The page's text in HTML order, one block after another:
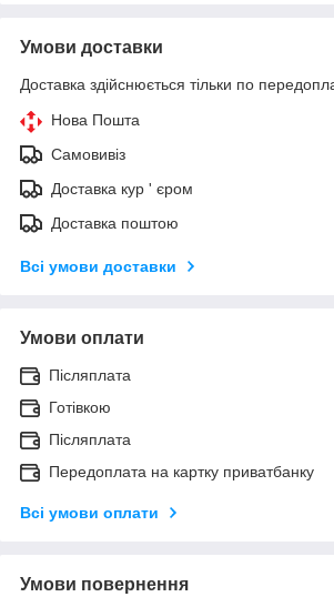
Умови доставки
Доставка здійснюється тільки по
Нова Пошта
Самовивіз
Доставка кур ' єром
Доставка поштою
Всі умови доставки
Умови оплати
Післяплата
Готівкою
Післяплата
Передоплата на картку приватбанку
Всі умови оплати
Умови повернення